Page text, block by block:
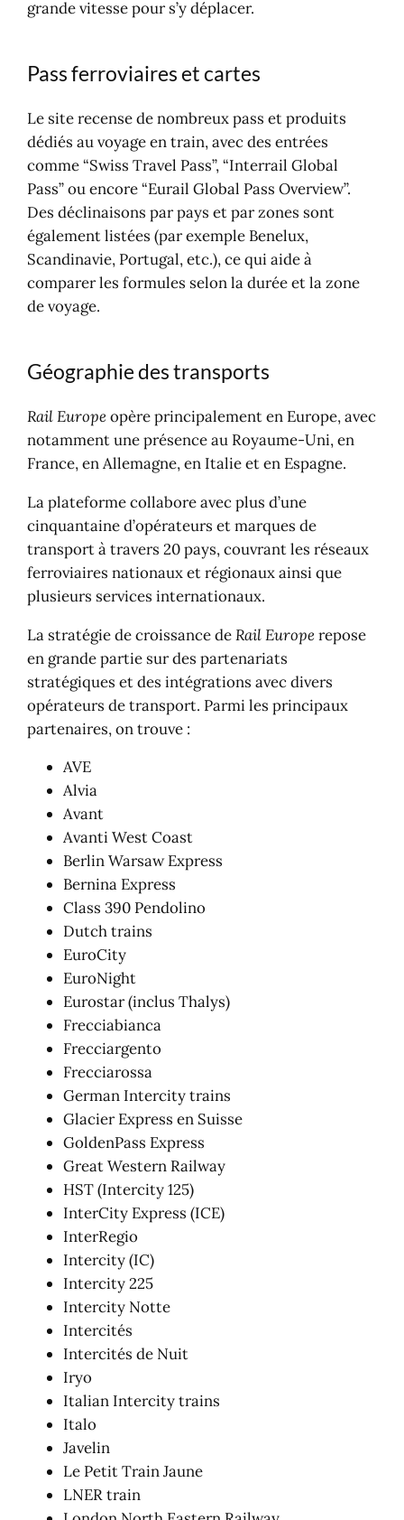
grande vitesse pour s’y déplacer.
Pass ferroviaires et cartes
Le site recense de nombreux pass et produits
dédiés au voyage en train, avec des entrées
comme “Swiss Travel Pass”, “Interrail Global
Pass” ou encore “Eurail Global Pass Overview”.
Des déclinaisons par pays et par zones sont
également listées (par exemple Benelux,
Scandinavie, Portugal, etc.), ce qui aide à
comparer les formules selon la durée et la zone
de voyage.
Géographie des transports
Rail Europeopère principalement en Europe, avec
notamment une présence au Royaume-Uni, en
France, en Allemagne, en Italie et en Espagne.
La plateforme collabore avec plus d’une
cinquantaine d’opérateurs et marques de
transport à travers 20 pays, couvrant les réseaux
ferroviaires nationaux et régionaux ainsi que
plusieurs services internationaux.
La stratégie de croissance deRail Europerepose
en grande partie sur des partenariats
stratégiques et des intégrations avec divers
opérateurs de transport. Parmi les principaux
partenaires, on trouve :
AVE
Alvia
Avant
Avanti West Coast
Berlin Warsaw Express
Bernina Express
Class 390 Pendolino
Dutch trains
EuroCity
EuroNight
Eurostar (inclus Thalys)
Frecciabianca
Frecciargento
Frecciarossa
German Intercity trains
Glacier Express en Suisse
GoldenPass Express
Great Western Railway
HST (Intercity 125)
InterCity Express (ICE)
InterRegio
Intercity (IC)
Intercity 225
Intercity Notte
Intercités
Intercités de Nuit
Iryo
Italian Intercity trains
Italo
Javelin
Le Petit Train Jaune
LNER train